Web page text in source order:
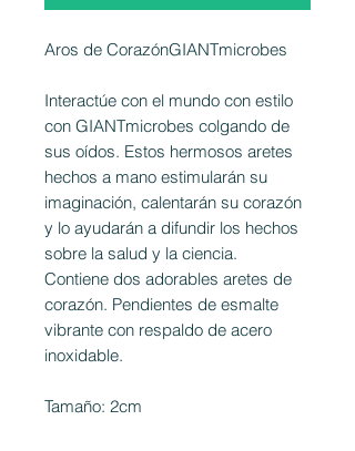
Aros de CorazónGIANTmicrobes
Interactúe con el mundo con estilo
con GIANTmicrobes colgando de
sus oídos. Estos hermosos aretes
hechos a mano estimularán su
imaginación, calentarán su corazón
y lo ayudarán a difundir los hechos
sobre la salud y la ciencia.
Contiene dos adorables aretes de
corazón. Pendientes de esmalte
vibrante con respaldo de acero
inoxidable.
Tamaño: 2cm